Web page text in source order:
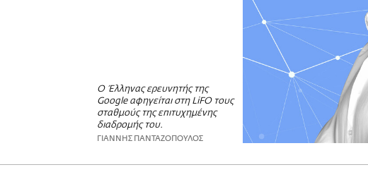
Ο Έλληνας ερευνητής της
Google αφηγείται στη LiFO τους
σταθμούς της επιτυχημένης
διαδρομής του.
ΓΙΑΝΝΗΣ ΠΑΝΤΑΖΟΠΟΥΛΟΣ